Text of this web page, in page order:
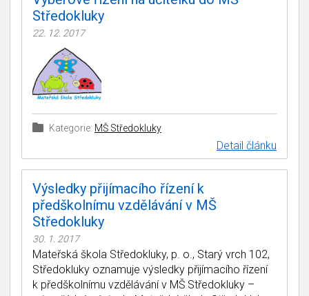
Středokluky
22. 12. 2017
Kategorie: MŠ Středokluky
Detail článku
Výsledky přijímacího řízení k
předškolnímu vzdělávání v MŠ
Středokluky
30. 1. 2017
Mateřská škola Středokluky, p. o., Starý vrch 102,
Středokluky oznamuje výsledky přijímacího řízení
k předškolnímu vzdělávání v MŠ Středokluky –